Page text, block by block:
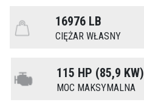
16976 LB
CIĘŻAR WŁASNY
115 HP (85,9 KW)
MOC MAKSYMALNA